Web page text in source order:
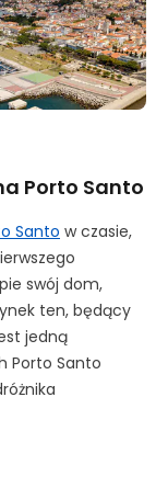
Porto Santo
Santo w czasie,
swój dom,
ten, będący
jedną
Porto Santo